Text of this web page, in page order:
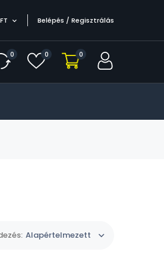
FT Belépés / Regisztrálás
0 0 0
Alapértelmezett